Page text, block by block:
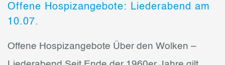
Offene Hospizangebote: Liederabend am
10.07.
Offene Hospizangebote Über den Wolken –